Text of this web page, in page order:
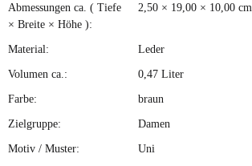
Abmessungen ca. ( Tiefe
× Breite × Höhe ):
2,50 × 19,00 × 10,00 cm
Material: Leder
Volumen ca.: 0,47 Liter
Farbe: braun
Zielgruppe: Damen
Motiv / Muster: Uni